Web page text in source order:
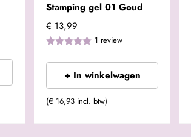
Stamping gel 01 Goud
€ 13,99
1 review
+ In winkelwagen
(€ 16,93 incl. btw)